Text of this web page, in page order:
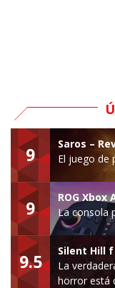
9
Saros –
El juego de
9
ROG Xbox
La consola
9.5
Silent Hill
La
horror está